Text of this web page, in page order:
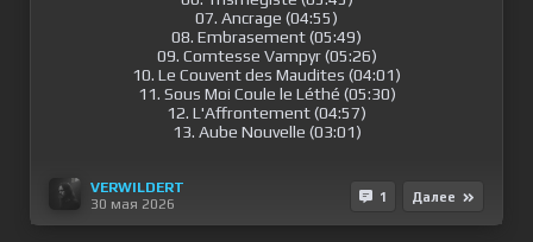
07. Ancrage (04:55)
08. Embrasement (05:49)
09. Comtesse Vampyr (05:26)
10. Le Couvent des Maudites (04:01)
11. Sous Moi Coule le Léthé (05:30)
12. L'Affrontement (04:57)
13. Aube Nouvelle (03:01)
VERWILDERT
30 мая 2026
1 Далее